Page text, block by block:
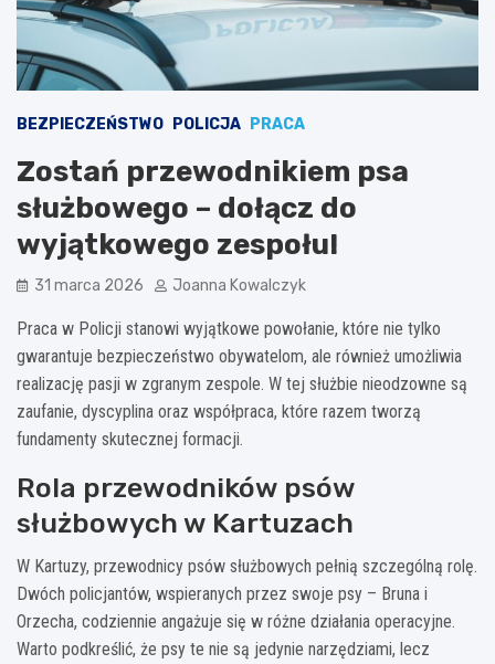
BEZPIECZEŃSTWO POLICJA PRACA
Zostań przewodnikiem psa
służbowego – dołącz do
wyjątkowego zespołu!
31 marca 2026 Joanna Kowalczyk
Praca w Policji stanowi wyjątkowe powołanie, które nie tylko
gwarantuje bezpieczeństwo obywatelom, ale również umożliwia
realizację pasji w zgranym zespole. W tej służbie nieodzowne są
zaufanie, dyscyplina oraz współpraca, które razem tworzą
fundamenty skutecznej formacji.
Rola przewodników psów
służbowych w Kartuzach
W Kartuzy, przewodnicy psów służbowych pełnią szczególną rolę.
Dwóch policjantów, wspieranych przez swoje psy – Bruna i
Orzecha, codziennie angażuje się w różne działania operacyjne.
Warto podkreślić, że psy te nie są jedynie narzędziami, lecz